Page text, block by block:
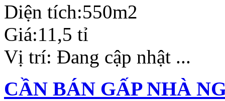
Diện tích:550m2
Giá:11,5 tỉ
Vị trí: Đang cập nhật ...
CẦN BÁN GẤP NHÀ